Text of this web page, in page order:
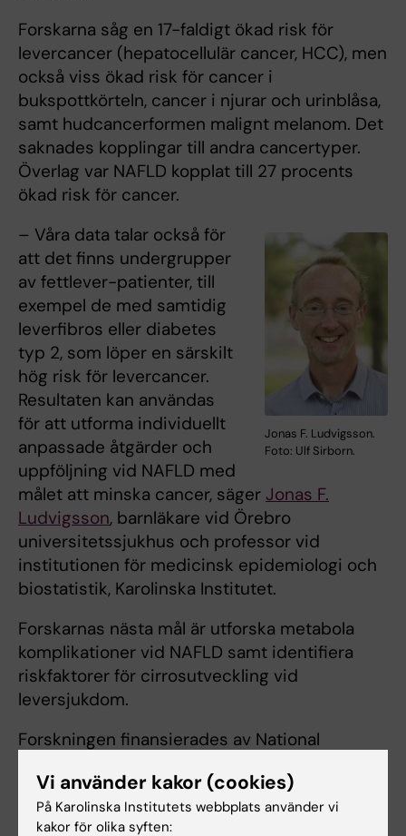
Forskarna såg en 17-faldigt ökad risk för
levercancer (hepatocellulär cancer, HCC), men
också viss ökad risk för cancer i
bukspottkörteln, cancer i njurar och urinblåsa,
samt hudcancerformen malignt melanom. Det
saknades kopplingar till andra cancertyper.
Överlag var NAFLD kopplat till 27 procents
ökad risk för cancer.
Jonas F. Ludvigsson.
Foto: Ulf Sirborn.
– Våra data talar också för
att det finns undergrupper
av fettlever-patienter, till
exempel de med samtidig
leverfibros eller diabetes
typ 2, som löper en särskilt
hög risk för levercancer.
Resultaten kan användas
för att utforma individuellt
anpassade åtgärder och
uppföljning vid NAFLD med
målet att minska cancer, säger Jonas F.
Ludvigsson, barnläkare vid Örebro
universitetssjukhus och professor vid
institutionen för medicinsk epidemiologi och
biostatistik, Karolinska Institutet.
Forskarnas nästa mål är utforska metabola
komplikationer vid NAFLD samt identifiera
riskfaktorer för cirrosutveckling vid
leversjukdom.
Forskningen finansierades av National
Region Stockholm, Crohn’s and Colitis
Foundation och Karolinska Institutet.
Vi använder kakor (cookies)
På Karolinska Institutets webbplats använder vi
kakor för olika syften: